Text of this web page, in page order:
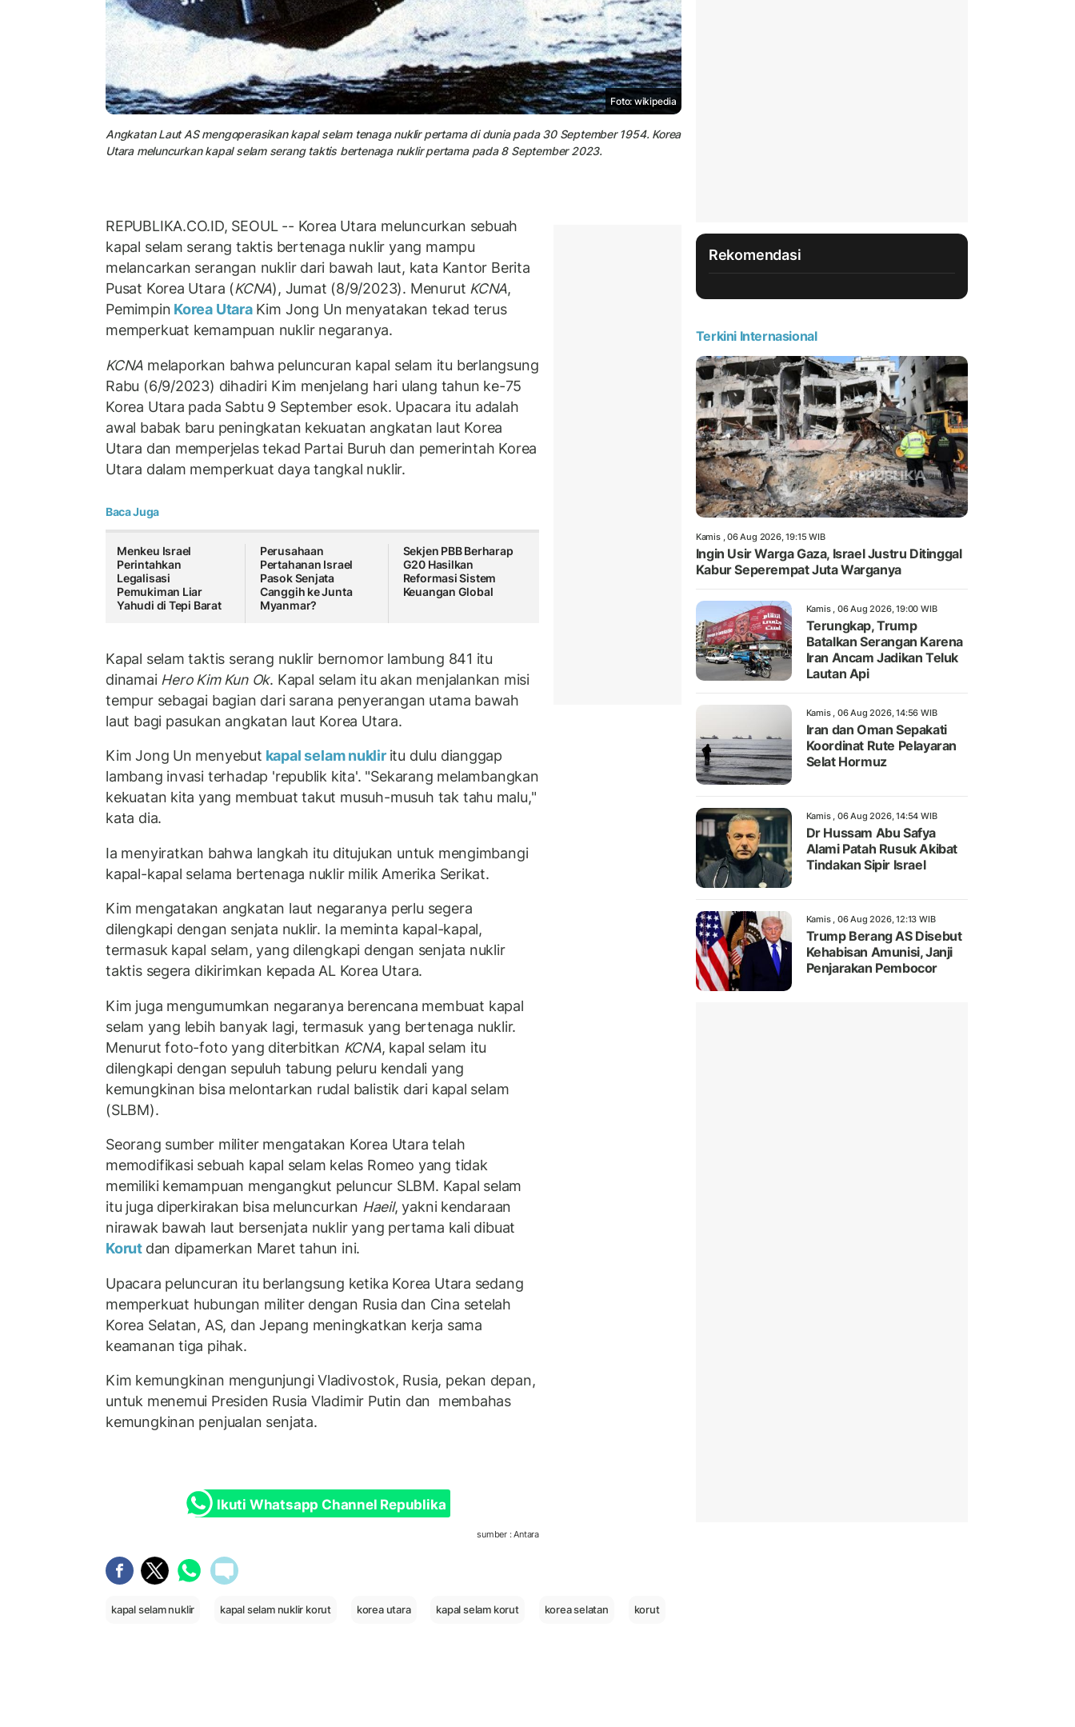
Foto: wikipedia
Angkatan Laut AS mengoperasikan kapal selam tenaga nuklir pertama di dunia pada 30 September 1954. Korea
Utara meluncurkan kapal selam serang taktis bertenaga nuklir pertama pada 8 September 2023.
REPUBLIKA.CO.ID, SEOUL -- Korea Utara meluncurkan sebuah
kapal selam serang taktis bertenaga nuklir yang mampu
melancarkan serangan nuklir dari bawah laut, kata Kantor Berita
Pusat Korea Utara (KCNA), Jumat (8/9/2023). Menurut KCNA,
Pemimpin Korea Utara Kim Jong Un menyatakan tekad terus
memperkuat kemampuan nuklir negaranya.
KCNA melaporkan bahwa peluncuran kapal selam itu berlangsung
Rabu (6/9/2023) dihadiri Kim menjelang hari ulang tahun ke-75
Korea Utara pada Sabtu 9 September esok. Upacara itu adalah
awal babak baru peningkatan kekuatan angkatan laut Korea
Utara dan memperjelas tekad Partai Buruh dan pemerintah Korea
Utara dalam memperkuat daya tangkal nuklir.
Baca Juga
Menkeu Israel
Perintahkan
Legalisasi
Pemukiman Liar
Yahudi di Tepi Barat
Perusahaan
Pertahanan Israel
Pasok Senjata
Canggih ke Junta
Myanmar?
Sekjen PBB Berharap
G20 Hasilkan
Reformasi Sistem
Keuangan Global
Kapal selam taktis serang nuklir bernomor lambung 841 itu
dinamai Hero Kim Kun Ok. Kapal selam itu akan menjalankan misi
tempur sebagai bagian dari sarana penyerangan utama bawah
laut bagi pasukan angkatan laut Korea Utara.
Kim Jong Un menyebut kapal selam nuklir itu dulu dianggap
lambang invasi terhadap 'republik kita'. "Sekarang melambangkan
kekuatan kita yang membuat takut musuh-musuh tak tahu malu,"
kata dia.
Ia menyiratkan bahwa langkah itu ditujukan untuk mengimbangi
kapal-kapal selama bertenaga nuklir milik Amerika Serikat.
Kim mengatakan angkatan laut negaranya perlu segera
dilengkapi dengan senjata nuklir. Ia meminta kapal-kapal,
termasuk kapal selam, yang dilengkapi dengan senjata nuklir
taktis segera dikirimkan kepada AL Korea Utara.
Kim juga mengumumkan negaranya berencana membuat kapal
selam yang lebih banyak lagi, termasuk yang bertenaga nuklir.
Menurut foto-foto yang diterbitkan KCNA, kapal selam itu
dilengkapi dengan sepuluh tabung peluru kendali yang
kemungkinan bisa melontarkan rudal balistik dari kapal selam
(SLBM).
Seorang sumber militer mengatakan Korea Utara telah
memodifikasi sebuah kapal selam kelas Romeo yang tidak
memiliki kemampuan mengangkut peluncur SLBM. Kapal selam
itu juga diperkirakan bisa meluncurkan Haeil, yakni kendaraan
nirawak bawah laut bersenjata nuklir yang pertama kali dibuat
Korut dan dipamerkan Maret tahun ini.
Upacara peluncuran itu berlangsung ketika Korea Utara sedang
memperkuat hubungan militer dengan Rusia dan Cina setelah
Korea Selatan, AS, dan Jepang meningkatkan kerja sama
keamanan tiga pihak.
Kim kemungkinan mengunjungi Vladivostok, Rusia, pekan depan,
untuk menemui Presiden Rusia Vladimir Putin dan membahas
kemungkinan penjualan senjata.
Ikuti Whatsapp Channel Republika
sumber : Antara
kapal selam nuklir kapal selam nuklir korut korea utara kapal selam korut korea selatan korut
Rekomendasi
Terkini Internasional
Kamis , 06 Aug 2026, 19:15 WIB
Ingin Usir Warga Gaza, Israel Justru Ditinggal
Kabur Seperempat Juta Warganya
Kamis , 06 Aug 2026, 19:00 WIB
Terungkap, Trump
Batalkan Serangan Karena
Iran Ancam Jadikan Teluk
Lautan Api
Kamis , 06 Aug 2026, 14:56 WIB
Iran dan Oman Sepakati
Koordinat Rute Pelayaran
Selat Hormuz
Kamis , 06 Aug 2026, 14:54 WIB
Dr Hussam Abu Safya
Alami Patah Rusuk Akibat
Tindakan Sipir Israel
Kamis , 06 Aug 2026, 12:13 WIB
Trump Berang AS Disebut
Kehabisan Amunisi, Janji
Penjarakan Pembocor